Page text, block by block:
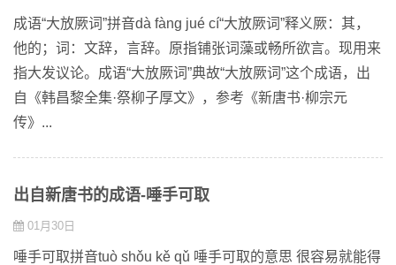
成语“大放厥词”拼音dà fàng jué cí“大放厥词”释义厥：其，
他的；词：文辞，言辞。原指铺张词藻或畅所欲言。现用来
指大发议论。成语“大放厥词”典故“大放厥词”这个成语，出
自《韩昌黎全集·祭柳子厚文》，参考《新唐书·柳宗元
传》...
出自新唐书的成语-唾手可取
01月30日
唾手可取拼音tuò shǒu kě qǔ 唾手可取的意思 很容易就能得